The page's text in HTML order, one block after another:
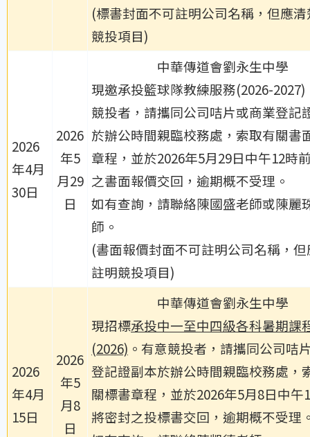
(標書封面不可註明公司名稱，但應
競投項目)
2026
年4月
30日
2026
年5
月29
日
中華傳道會劉永生中學
現邀承投籃球隊教練服務(2026-2027)
競投者，請攜同公司咭片或商業登記
於辦公時間親臨校務處，索取有關書
章程，並於2026年5月29日中午12時
之書面報價交回，逾期概不受理。
如有查詢，請聯絡陳國盛老師或陳麗
師。
(書面報價封面不可註明公司名稱，
註明競投項目)
2026
年4月
15日
2026
年5
月8
日
中華傳道會劉永生中學
現招標承投中一至中四級各科暑期課
(2026) 。有意競投者，請攜同公司咭
登記證副本於辦公時間親臨校務處，
關標書章程，並於2026年5月8日中午
將密封之投標書交回，逾期概不受理